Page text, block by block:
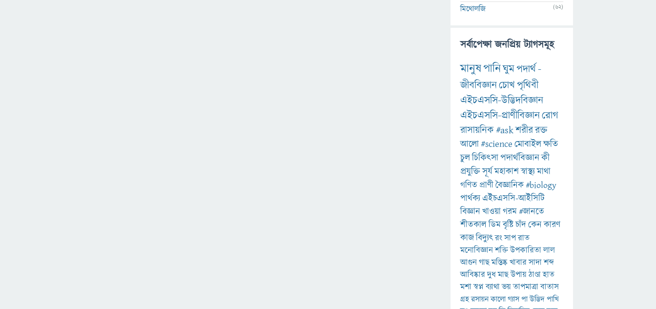
মিথোলজি (62)
সর্বাপেক্ষা জনপ্রিয় ট্যাগসমূহ
মানুষপানিঘুমপদার্থ-
জীববিজ্ঞানচোখপৃথিবী
এইচএসসি-উদ্ভিদবিজ্ঞান
এইচএসসি-প্রাণীবিজ্ঞানরোগ
রাসায়নিক#askশরীররক্ত
আলো#scienceমোবাইলক্ষতি
চুলচিকিৎসাপদার্থবিজ্ঞানকী
প্রযুক্তিসূর্যমহাকাশস্বাস্থ্যমাথা
গণিত প্রাণীবৈজ্ঞানিক#biology
পার্থক্য এইচএসসি-আইসিটি
বিজ্ঞানখাওয়াগরম#জানতে
শীতকালডিমবৃষ্টিচাঁদকেনকারণ
কাজবিদ্যুৎরংসাপরাত
মনোবিজ্ঞানশক্তিউপকারিতালাল
আগুনগাছমস্তিষ্কখাবারসাদাশব্দ
আবিষ্কারদুধমাছউপায়ঠাণ্ডাহাত
মশাস্বপ্নব্যাথাভয়তাপমাত্রাবাতাস
গ্রহরসায়নকালোগ্যাসপাউদ্ভিদপাখি